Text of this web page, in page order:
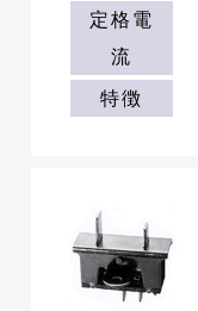
定格電
流
特徴